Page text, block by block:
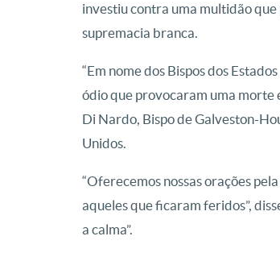
investiu contra uma multidão
supremacia branca.
“Em nome dos Bispos dos
ódio que provocaram uma morte
Di Nardo, Bispo de Galveston-
Unidos.
“Oferecemos nossas orações
aqueles que ficaram feridos”,
a calma”.